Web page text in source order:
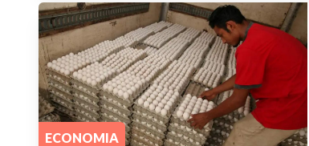
ECONOMIA